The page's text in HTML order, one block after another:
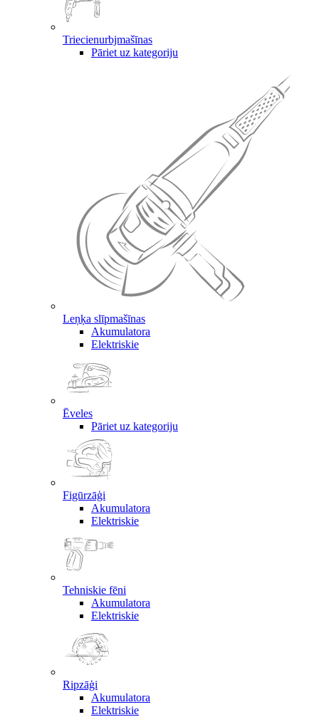
Triecienurbjmašīnas
Pāriet uz kategoriju
Leņķa slīpmašīnas
Akumulatora
Elektriskie
Ēveles
Pāriet uz kategoriju
Figūrzāģi
Akumulatora
Elektriskie
Tehniskie fēni
Akumulatora
Elektriskie
Ripzāģi
Akumulatora
Elektriskie